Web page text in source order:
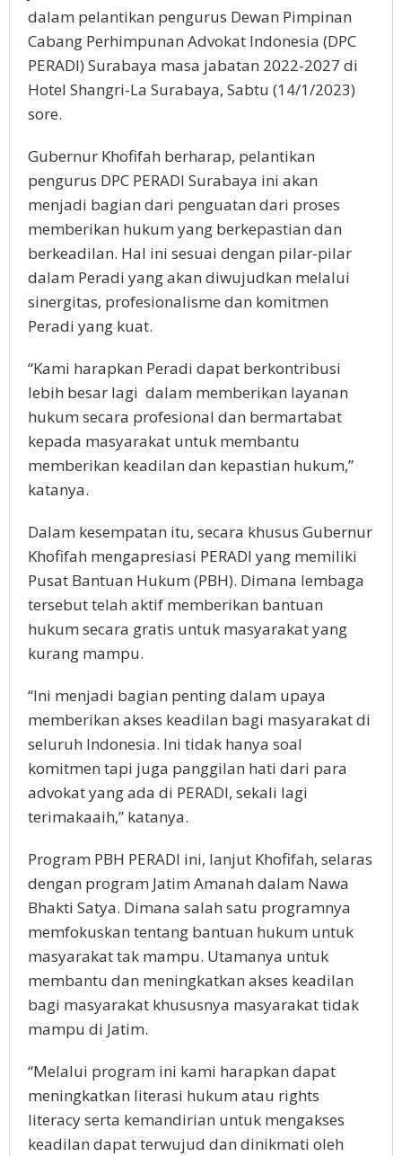
dalam pelantikan pengurus Dewan Pimpinan
Cabang Perhimpunan Advokat Indonesia (DPC
PERADI) Surabaya masa jabatan 2022-2027 di
Hotel Shangri-La Surabaya, Sabtu (14/1/2023)
sore.
Gubernur Khofifah berharap, pelantikan
pengurus DPC PERADI Surabaya ini akan
menjadi bagian dari penguatan dari proses
memberikan hukum yang berkepastian dan
berkeadilan. Hal ini sesuai dengan pilar-pilar
dalam Peradi yang akan diwujudkan melalui
sinergitas, profesionalisme dan komitmen
Peradi yang kuat.
“Kami harapkan Peradi dapat berkontribusi
lebih besar lagi dalam memberikan layanan
hukum secara profesional dan bermartabat
kepada masyarakat untuk membantu
memberikan keadilan dan kepastian hukum,”
katanya.
Dalam kesempatan itu, secara khusus Gubernur
Khofifah mengapresiasi PERADI yang memiliki
Pusat Bantuan Hukum (PBH). Dimana lembaga
tersebut telah aktif memberikan bantuan
hukum secara gratis untuk masyarakat yang
kurang mampu.
“Ini menjadi bagian penting dalam upaya
memberikan akses keadilan bagi masyarakat di
seluruh Indonesia. Ini tidak hanya soal
komitmen tapi juga panggilan hati dari para
advokat yang ada di PERADI, sekali lagi
terimakaaih,” katanya.
Program PBH PERADI ini, lanjut Khofifah, selaras
dengan program Jatim Amanah dalam Nawa
Bhakti Satya. Dimana salah satu programnya
memfokuskan tentang bantuan hukum untuk
masyarakat tak mampu. Utamanya untuk
membantu dan meningkatkan akses keadilan
bagi masyarakat khususnya masyarakat tidak
mampu di Jatim.
“Melalui program ini kami harapkan dapat
meningkatkan literasi hukum atau rights
literacy serta kemandirian untuk mengakses
keadilan dapat terwujud dan dinikmati oleh